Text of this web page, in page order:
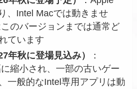
、Intel Macでは動きませ
のバージョンまでは通常ど
ています
年秋に登場見込み）
：
縮小され、一部の古いゲー
一般的なIntel専用アプリは動